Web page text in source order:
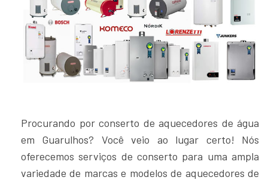
Procurando por conserto de aquecedores de água
em Guarulhos? Você veio ao lugar certo! Nós
oferecemos serviços de conserto para uma ampla
variedade de marcas e modelos de aquecedores de